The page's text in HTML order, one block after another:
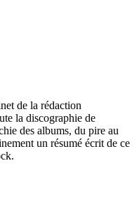
de la rédaction
la discographie de
des albums, du pire au
un résumé écrit de ce